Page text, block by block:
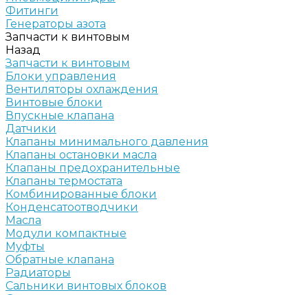
Фитинги
Генераторы азота
Запчасти к винтовым
Назад
Запчасти к винтовым
Блоки управления
Вентиляторы охлаждения
Винтовые блоки
Впускные клапана
Датчики
Клапаны минимального давления
Клапаны остановки масла
Клапаны предохранительные
Клапаны термостата
Комбинированные блоки
Конденсатоотводчики
Масла
Модули компактные
Муфты
Обратные клапана
Радиаторы
Сальники винтовых блоков